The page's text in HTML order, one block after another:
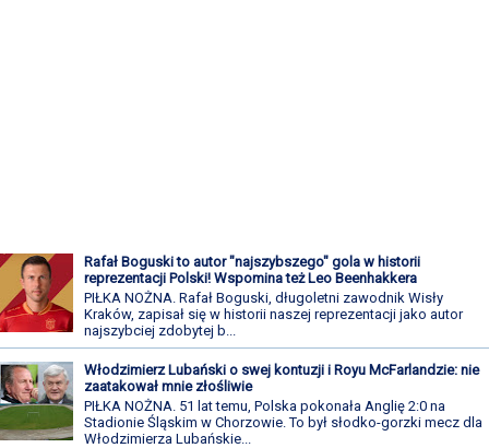
Rafał Boguski to autor "najszybszego" gola w historii
reprezentacji Polski! Wspomina też Leo Beenhakkera
PIŁKA NOŻNA. Rafał Boguski, długoletni zawodnik Wisły
Kraków, zapisał się w historii naszej reprezentacji jako autor
najszybciej zdobytej b...
Włodzimierz Lubański o swej kontuzji i Royu McFarlandzie: nie
zaatakował mnie złośliwie
PIŁKA NOŻNA. 51 lat temu, Polska pokonała Anglię 2:0 na
Stadionie Śląskim w Chorzowie. To był słodko-gorzki mecz dla
Włodzimierza Lubańskie...